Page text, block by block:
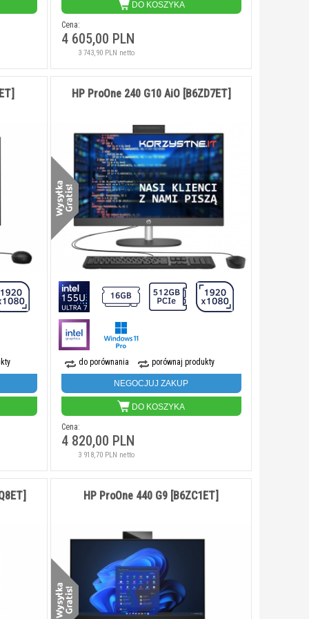
4 394,31 PLN netto
DO KOSZYKA
Cena:
4 605,00 PLN
3 743,90 PLN netto
do porównania porównaj produkty
NEGOCJUJ ZAKUP
DO KOSZYKA
Cena:
4 820,00 PLN
3 918,70 PLN netto
HP ProOne 240 G10 AiO [B6ZD7ET]
HP ProOne 440 G9 [B6ZC1ET]